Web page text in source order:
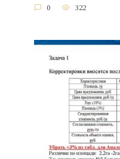
0 322